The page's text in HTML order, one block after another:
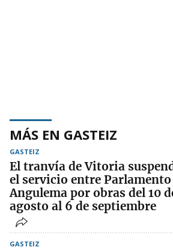
MÁS EN GASTEIZ
GASTEIZ
El tranvía de Vitoria
el servicio entre
Angulema por obras del 10
agosto al 6 de septiembre
GASTEIZ